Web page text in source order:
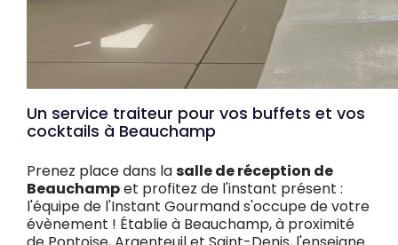
Un service traiteur pour vos buffets et vos
cocktails à Beauchamp
Prenez place dans lasalle de réception de
Beauchampet profitez de l'instant présent :
l'équipe de l'Instant Gourmand s'occupe de votre
évènement ! Établie à Beauchamp, à proximité